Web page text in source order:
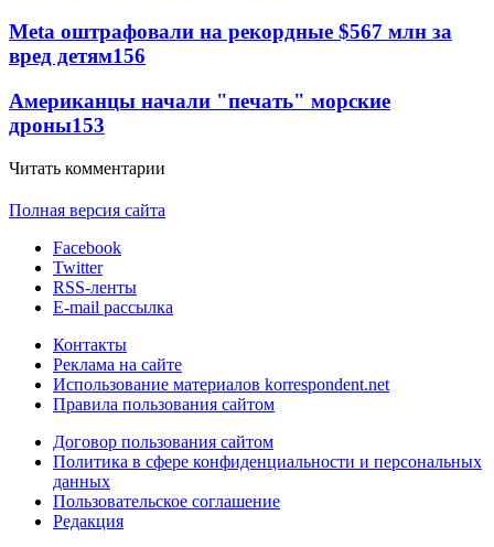
Meta оштрафовали на рекордные $567 млн за
вред детям156
Американцы начали "печать" морские
дроны153
Читать комментарии
Полная версия сайта
Facebook
Twitter
RSS-ленты
E-mail рассылка
Контакты
Реклама на сайте
Использование материалов korrespondent.net
Правила пользования сайтом
Договор пользования сайтом
Политика в сфере конфиденциальности и персональных
данных
Пользовательское соглашение
Редакция